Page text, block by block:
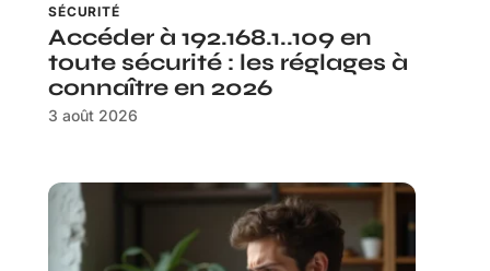
SÉCURITÉ
Accéder à 192.168.1..109 en
toute sécurité : les réglages à
connaître en 2026
3 août 2026